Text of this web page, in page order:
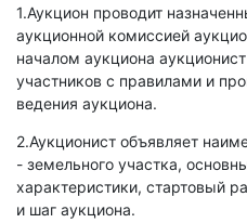
1.Аукцион проводит
аукционной комиссией
началом аукциона
участников с правилами и
ведения аукциона.
2.Аукционист объявляет
- земельного участка,
характеристики, стартовый
и шаг аукциона.